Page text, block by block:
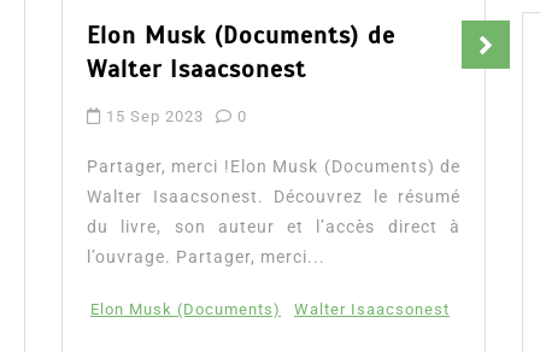
Elon Musk (Documents) de
Walter Isaacsonest
15 Sep 2023 0
Partager, merci !Elon Musk (Documents) de
Walter Isaacsonest. Découvrez le résumé
du livre, son auteur et l’accès direct à
l’ouvrage. Partager, merci...
Elon Musk (Documents) Walter Isaacsonest